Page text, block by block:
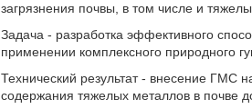
загрязнения почвы, в том числе и
Задача - разработка эффективного
применении комплексного природного
Технический результат - внесение ГМС
содержания тяжелых металлов в почве